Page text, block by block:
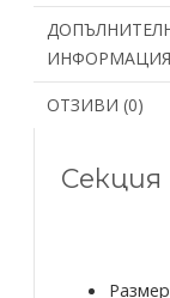
ИНФОРМАЦИЯ
ОТЗИВИ (0)
Секция